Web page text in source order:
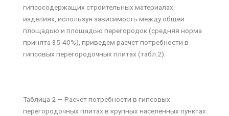
гипсосодержащих строительных материалах
изделиях, используя зависимость между общей
площадью и площадью перегородок (средняя норма
принята 35-40%), приведем расчет потребности в
гипсовых перегородочных плитах (табл.2).
Таблица 2 — Расчет потребности в гипсовых
перегородочных плитах в крупных населенных пунктах